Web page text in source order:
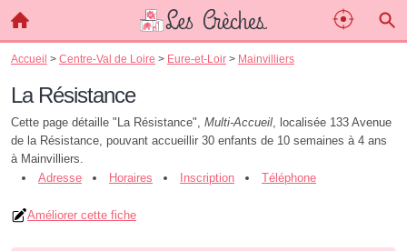
Accueil > Centre-Val de Loire > Eure-et-Loir > Mainvilliers
La Résistance
Cette page détaille "La Résistance", Multi-Accueil, localisée 133 Avenue
de la Résistance, pouvant accueillir 30 enfants de 10 semaines à 4 ans
à Mainvilliers.
Adresse
Horaires Inscription Téléphone
Améliorer cette fiche